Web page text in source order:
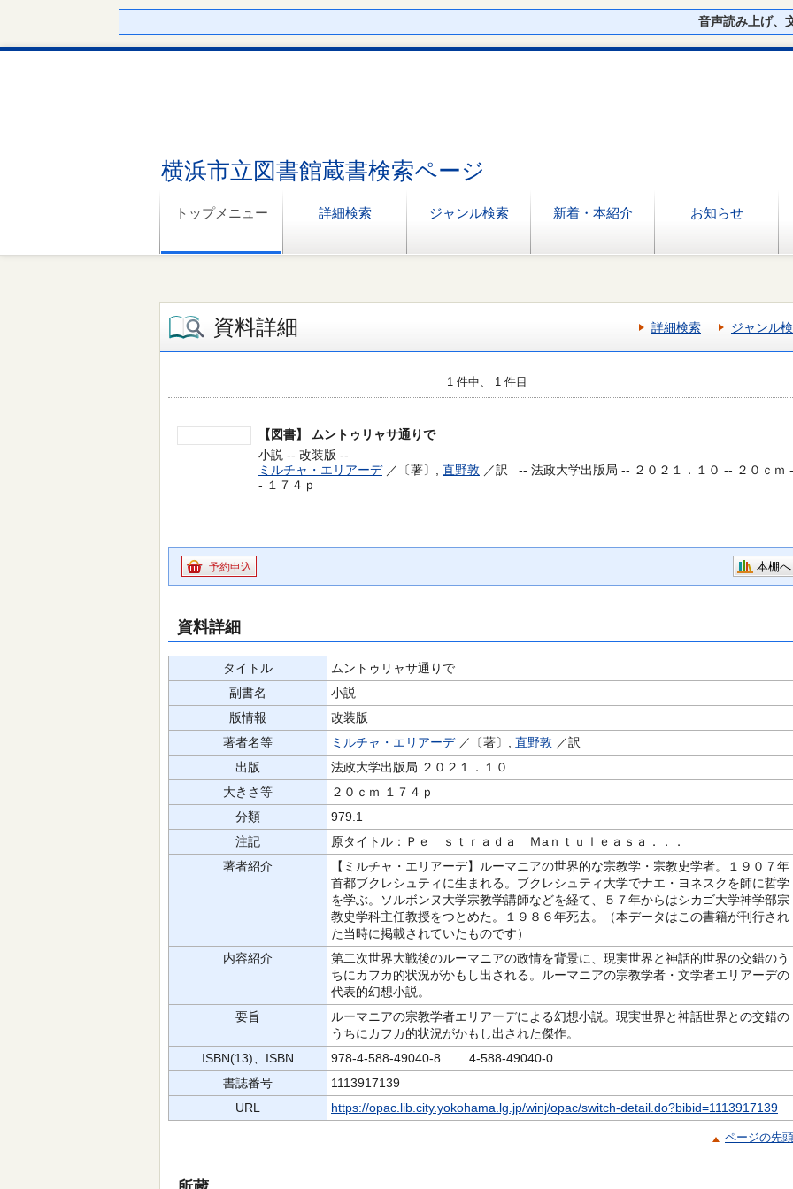
音声読み上げ、
横浜市立図書館蔵書検索ページ
トップメニュー 詳細検索 ジャンル検索 新着・本紹介 お知らせ
資料詳細 詳細検索 ジャンル
1 件中、 1 件目
【図書】
ムントゥリャサ通りで
小説 -- 改装版 --
ミルチャ・エリアーデ／〔著〕, 直野敦 ／訳 -- 法政大学出版局 -- ２０２１．１０ -- ２０ｃｍ -
- １７４ｐ
予約申込 本棚へ
資料詳細
タイトル
ムントゥリャサ通りで
副書名
小説
版情報
改装版
著者名等
ミルチャ・エリアーデ／〔著〕, 直野敦 ／訳
出版
法政大学出版局 ２０２１．１０
大きさ等
２０ｃｍ １７４ｐ
分類
979.1
注記
原タイトル：Ｐｅ ｓｔｒａｄａ Ｍaｎｔｕｌｅａｓａ．．．
著者紹介
【ミルチャ・エリアーデ】ルーマニアの世界的な宗教学・宗教史学者。１９０７年
首都ブクレシュティに生まれる。ブクレシュティ大学でナエ・ヨネスクを師に哲学
を学ぶ。ソルボンヌ大学宗教学講師などを経て、５７年からはシカゴ大学神学部宗
教史学科主任教授をつとめた。１９８６年死去。（本データはこの書籍が刊行され
た当時に掲載されていたものです）
内容紹介
第二次世界大戦後のルーマニアの政情を背景に、現実世界と神話的世界の交錯のう
ちにカフカ的状況がかもし出される。ルーマニアの宗教学者・文学者エリアーデの
代表的幻想小説。
要旨
ルーマニアの宗教学者エリアーデによる幻想小説。現実世界と神話世界との交錯の
うちにカフカ的状況がかもし出された傑作。
ISBN(13)、ISBN
978-4-588-49040-8 4-588-49040-0
書誌番号
1113917139
URL
https://opac.lib.city.yokohama.lg.jp/winj/opac/switch-detail.do?bibid=1113917139
ページの先